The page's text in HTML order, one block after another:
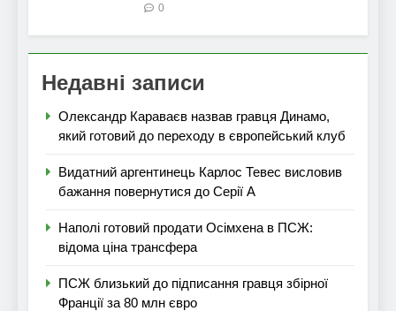
0
Недавні записи
Олександр Караваєв назвав гравця Динамо,
який готовий до переходу в європейський клуб
Видатний аргентинець Карлос Тевес висловив
бажання повернутися до Серії А
Наполі готовий продати Осімхена в ПСЖ:
відома ціна трансфера
ПСЖ близький до підписання гравця збірної
Франції за 80 млн євро